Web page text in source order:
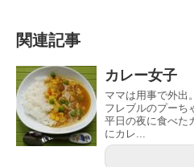
関連記事
カレー女子
ママは用事で外出
フレブルのプーち
平日の夜に食べた
にカレ...